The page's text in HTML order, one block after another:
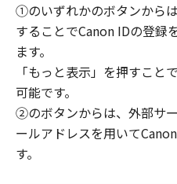
①のいずれかのボタンから
することでCanon IDの登録
ます。
「もっと表示」を押すこと
可能です。
②のボタンからは、外部サ
ールアドレスを用いて
す。